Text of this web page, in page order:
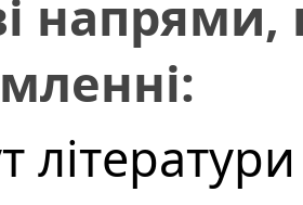
напрями,